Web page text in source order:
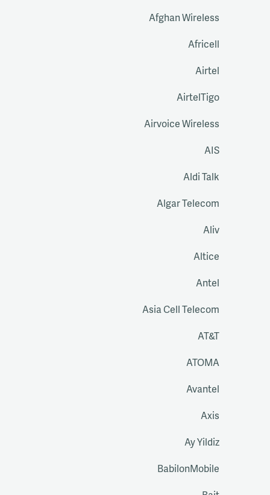
Afghan Wireless
Africell
Airtel
AirtelTigo
Airvoice Wireless
AIS
Aldi Talk
Algar Telecom
Aliv
Altice
Antel
Asia Cell Telecom
AT&T
ATOMA
Avantel
Axis
Ay Yildiz
BabilonMobile